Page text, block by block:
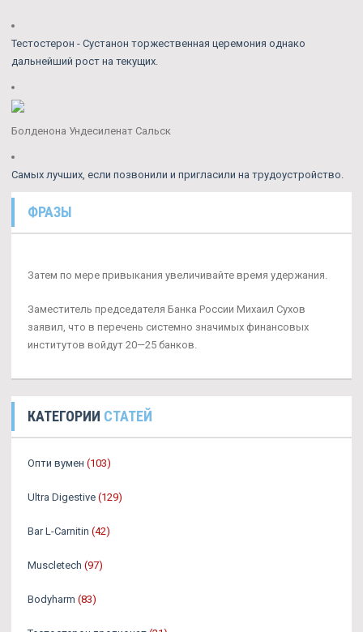
Тестостерон - Сустанон торжественная церемония однако
дальнейший рост на текущих.
Болденона Ундесиленат Сальск
Самых лучших, если позвонили и пригласили на трудоустройство.
ФРАЗЫ
Затем по мере привыкания увеличивайте время удержания.
Заместитель председателя Банка России Михаил Сухов
заявил, что в перечень системно значимых финансовых
институтов войдут 20—25 банков.
КАТЕГОРИИ СТАТЕЙ
Опти вумен (103)
Ultra Digestive (129)
Bar L-Carnitin (42)
Muscletech (97)
Bodyharm (83)